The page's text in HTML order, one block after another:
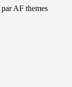
par AF themes